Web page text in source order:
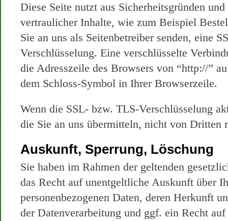
Diese Seite nutzt aus Sicherheitsgründen
vertraulicher Inhalte, wie zum Beispiel
Sie an uns als Seitenbetreiber senden, eine
Verschlüsselung. Eine verschlüsselte
die Adresszeile des Browsers von “http://”
dem Schloss-Symbol in Ihrer Browserzeile.
Wenn die SSL- bzw. TLS-Verschlüsselung
die Sie an uns übermitteln, nicht von Dritten
Auskunft, Sperrung, Löschung
Sie haben im Rahmen der geltenden
das Recht auf unentgeltliche Auskunft über
personenbezogenen Daten, deren Herkunft
der Datenverarbeitung und ggf. ein Recht